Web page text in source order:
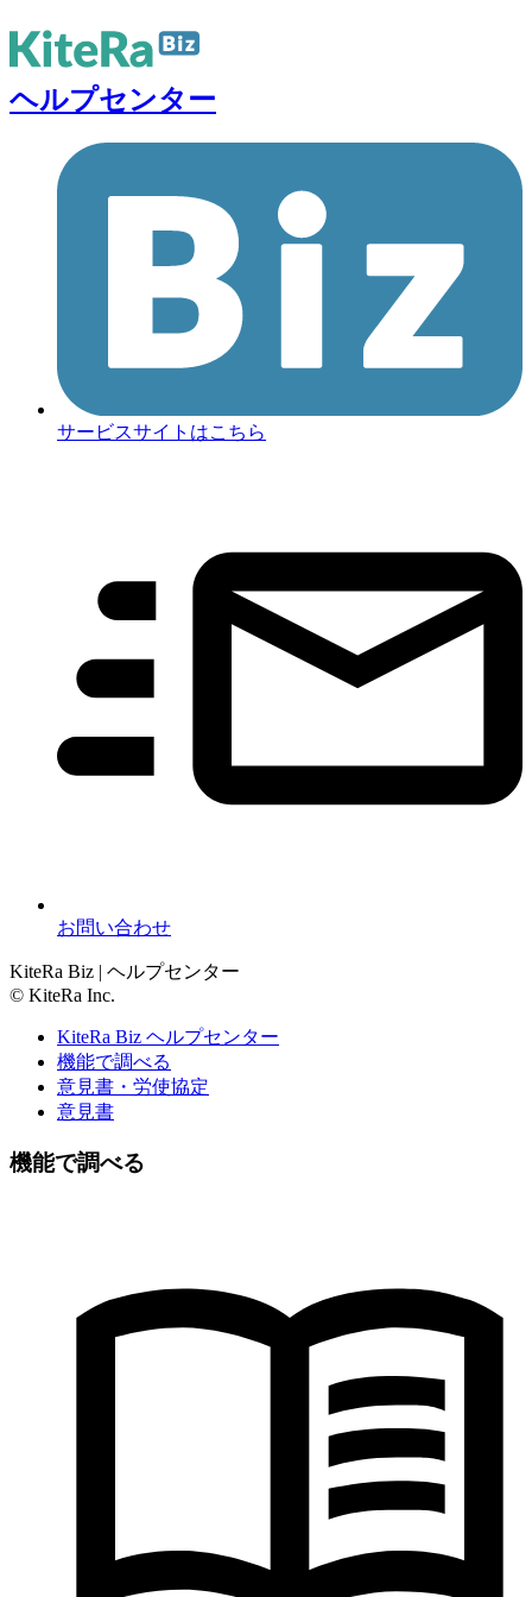
ヘルプセンター
サービスサイトはこちら
お問い合わせ
KiteRa Biz | ヘルプセンター
© KiteRa Inc.
KiteRa Biz ヘルプセンター
機能で調べる
意見書・労使協定
意見書
機能で調べる